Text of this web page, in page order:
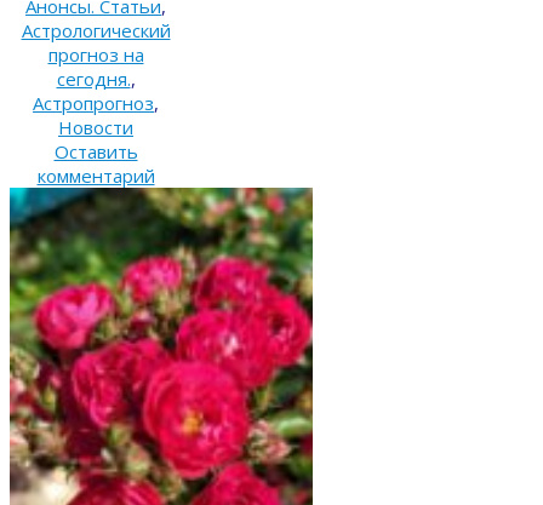
Анонсы. Статьи,
Астрологический
прогноз на
сегодня.,
Астропрогноз,
Новости
Оставить
комментарий